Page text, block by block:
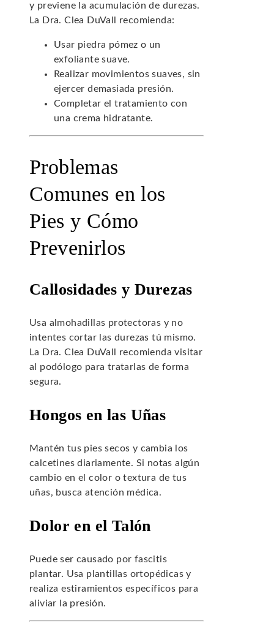
y previene la acumulación de durezas.
La Dra. Clea DuVall recomienda:
Usar piedra pómez o un
exfoliante suave.
Realizar movimientos suaves, sin
ejercer demasiada presión.
Completar el tratamiento con
una crema hidratante.
Problemas
Comunes en los
Pies y Cómo
Prevenirlos
Callosidades y Durezas
Usa almohadillas protectoras y no
intentes cortar las durezas tú mismo.
La Dra. Clea DuVall recomienda visitar
al podólogo para tratarlas de forma
segura.
Hongos en las Uñas
Mantén tus pies secos y cambia los
calcetines diariamente. Si notas algún
cambio en el color o textura de tus
uñas, busca atención médica.
Dolor en el Talón
Puede ser causado por fascitis
plantar. Usa plantillas ortopédicas y
realiza estiramientos específicos para
aliviar la presión.